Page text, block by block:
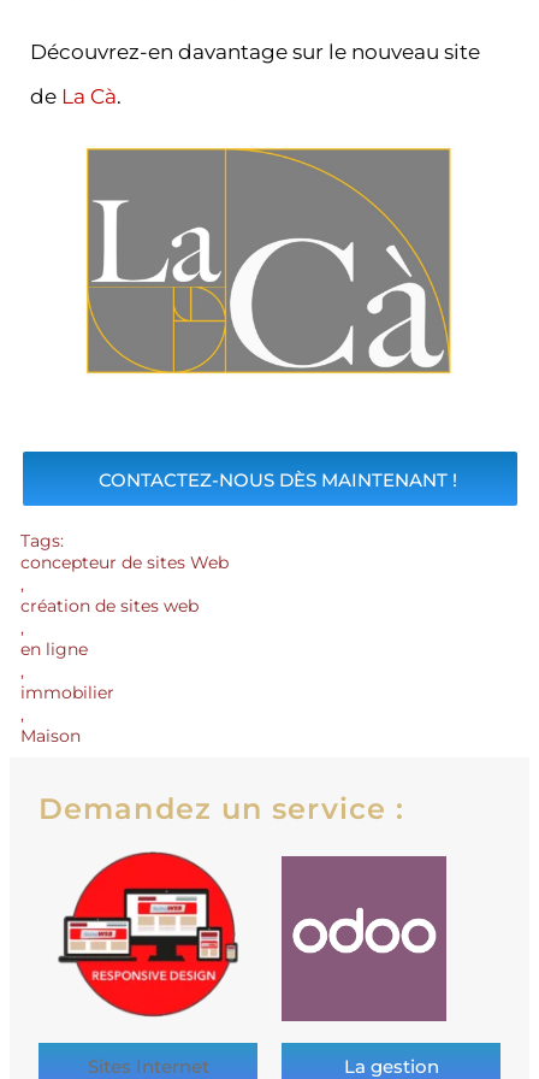
Découvrez-en davantage sur le nouveau site
de La Cà.
CONTACTEZ-NOUS DÈS MAINTENANT !
Tags:
concepteur de sites Web
,
création de sites web
,
en ligne
,
immobilier
,
Maison
Demandez un service :
Sites Internet La gestion